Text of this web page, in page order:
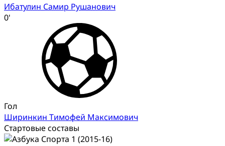
Ибатулин Самир Рушанович
0'
Гол
Ширинкин Тимофей Максимович
Стартовые составы